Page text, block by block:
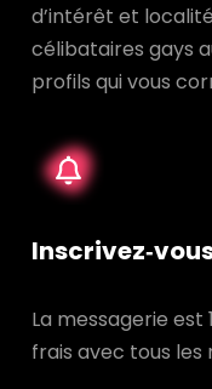
d’intérêt et
célibataires gays
profils qui vous
La messagerie est
frais avec tous les